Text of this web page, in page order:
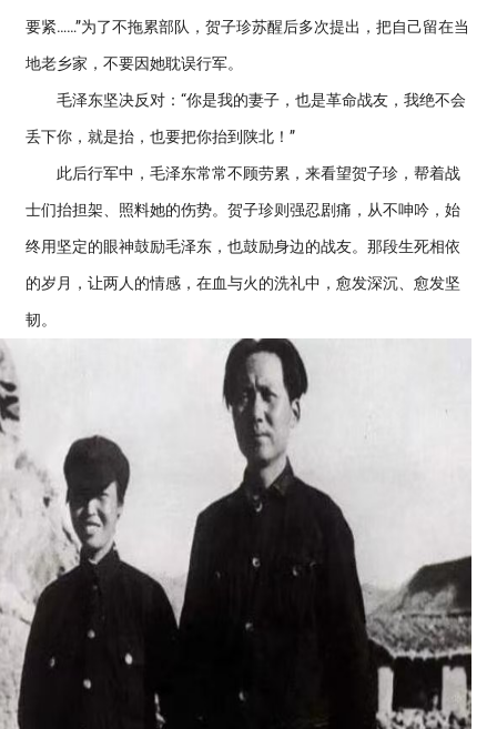
要紧……”为了不拖累部队，贺子珍苏醒后多次提出，把自己留在当
地老乡家，不要因她耽误行军。
毛泽东坚决反对：“你是我的妻子，也是革命战友，我绝不会
丢下你，就是抬，也要把你抬到陕北！”
此后行军中，毛泽东常常不顾劳累，来看望贺子珍，帮着战
士们抬担架、照料她的伤势。贺子珍则强忍剧痛，从不呻吟，始
终用坚定的眼神鼓励毛泽东，也鼓励身边的战友。那段生死相依
的岁月，让两人的情感，在血与火的洗礼中，愈发深沉、愈发坚
韧。